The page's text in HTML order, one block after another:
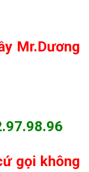
Mr.Dương
gọi không